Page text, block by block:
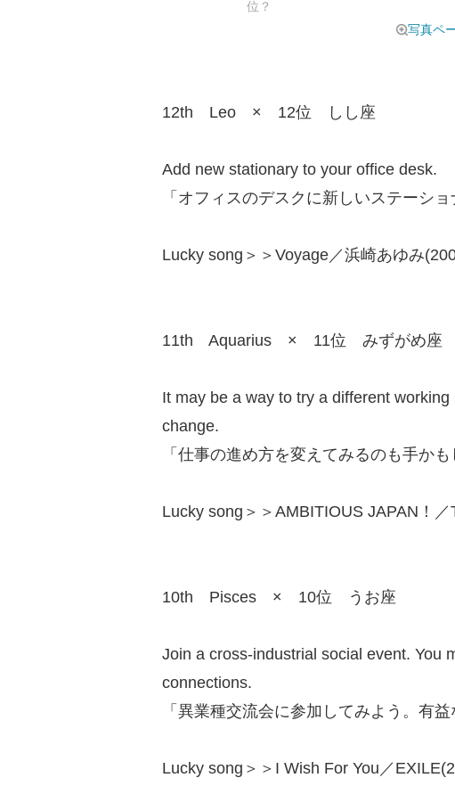
位？
写真ペ
12th Leo × 12位 しし座
Add new stationary to your office desk.
「オフィスのデスクに新しいステーシ
Lucky song＞＞Voyage／浜崎あゆみ
11th Aquarius × 11位 みずがめ座
It may be a way to try a different
change.
「仕事の進め方を変えてみるのも手か
Lucky song＞＞AMBITIOUS JAPAN！
10th Pisces × 10位 うお座
Join a cross-industrial social event. You
connections.
「異業種交流会に参加してみよう。有
Lucky song＞＞I Wish For You／